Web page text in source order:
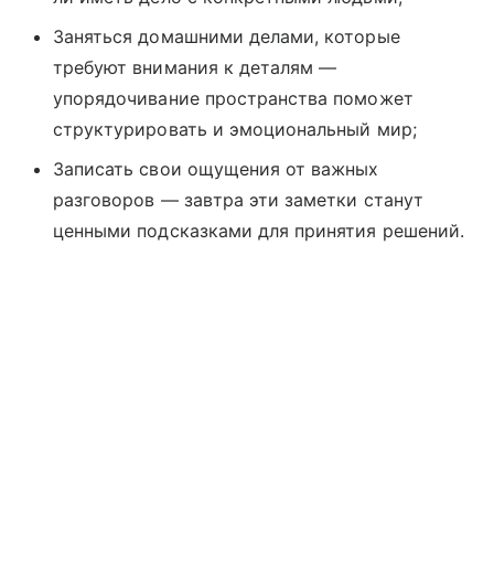
Заняться домашними делами, которые
требуют внимания к деталям —
упорядочивание пространства поможет
структурировать и эмоциональный мир;
Записать свои ощущения от важных
разговоров — завтра эти заметки станут
ценными подсказками для принятия решений.